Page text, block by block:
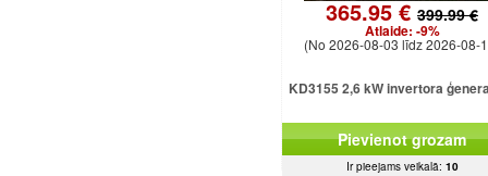
365.95 €399.99 €
Atlaide: -9%
(No 2026-08-03 līdz 2026-08-
KD3155 2,6 kW invertora
Pievienot grozam
Ir pieejams veikalā: 10